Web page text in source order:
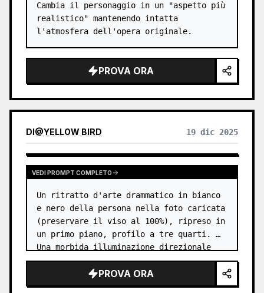
Cambia il personaggio in un "aspetto più
realistico" mantenendo intatta
l'atmosfera dell'opera originale.
PROVA ORA
DI@YELLOW BIRD 19 dic 2025
VEDI PROMPT COMPLETO
Un ritratto d'arte drammatico in bianco
e nero della persona nella foto caricata
(preservare il viso al 100%), ripreso in
un primo piano, profilo a tre quarti.
Una morbida illuminazione direzionale
scolpisce il viso e la parte superiore
del corpo, creando ombr…
PROVA ORA